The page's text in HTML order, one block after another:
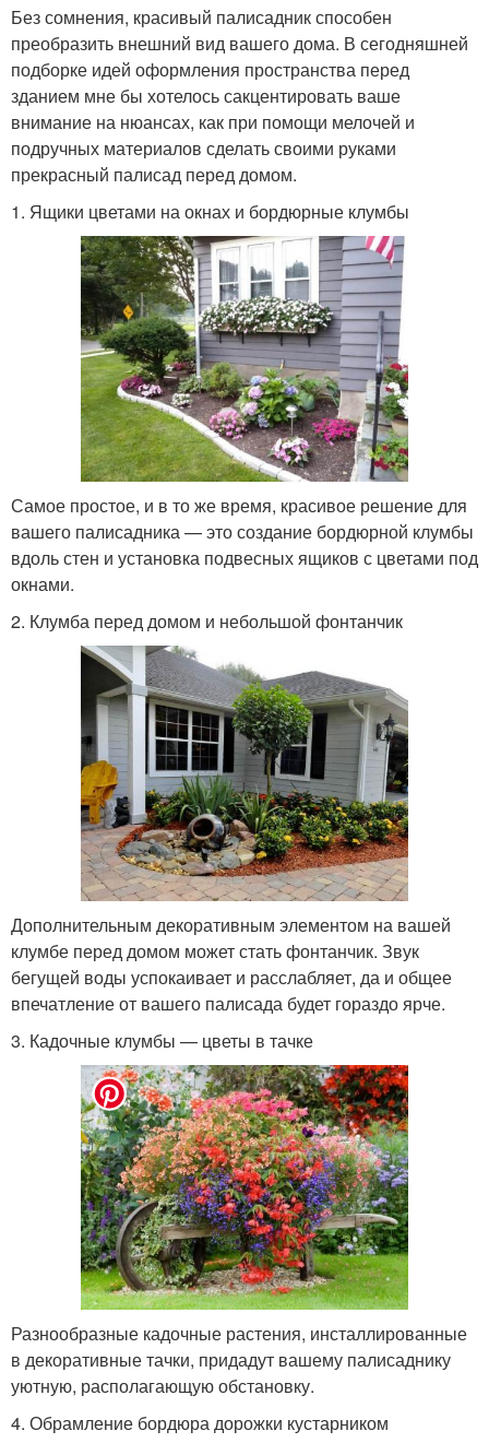
Без сомнения, красивый палисадник способен
преобразить внешний вид вашего дома. В сегодняшней
подборке идей оформления пространства перед
зданием мне бы хотелось сакцентировать ваше
внимание на нюансах, как при помощи мелочей и
подручных материалов сделать своими руками
прекрасный палисад перед домом.
1. Ящики цветами на окнах и бордюрные клумбы
Самое простое, и в то же время, красивое решение для
вашего палисадника — это создание бордюрной клумбы
вдоль стен и установка подвесных ящиков с цветами под
окнами.
2. Клумба перед домом и небольшой фонтанчик
Дополнительным декоративным элементом на вашей
клумбе перед домом может стать фонтанчик. Звук
бегущей воды успокаивает и расслабляет, да и общее
впечатление от вашего палисада будет гораздо ярче.
3. Кадочные клумбы — цветы в тачке
Разнообразные кадочные растения, инсталлированные
в декоративные тачки, придадут вашему палисаднику
уютную, располагающую обстановку.
4. Обрамление бордюра дорожки кустарником